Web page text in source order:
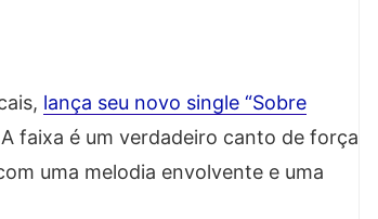
lança seu novo single “Sobre
faixa é um verdadeiro canto de força
uma melodia envolvente e uma